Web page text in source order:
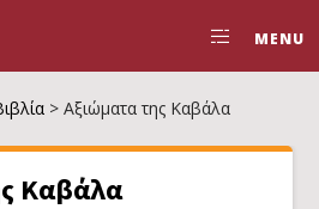
MENU
>Αξιώματα της Καβάλα
Καβάλα